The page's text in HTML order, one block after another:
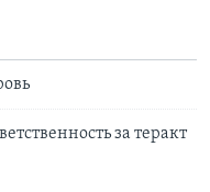
за теракт